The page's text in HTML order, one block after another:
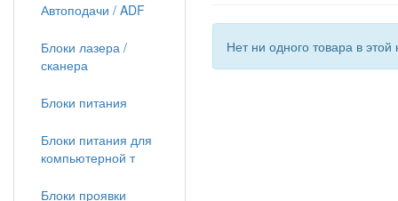
Нет ни одного товара в этой
Автоподачи / ADF
Блоки лазера /
сканера
Блоки питания
Блоки питания для
компьютерной т
Блоки проявки